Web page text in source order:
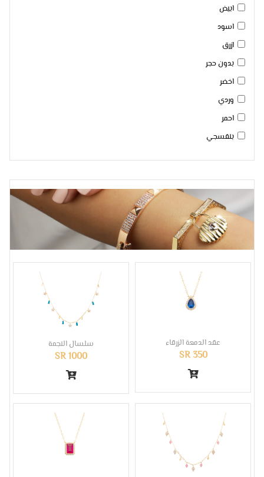
ابيض
اسود
ازرق
بدون حجر
اخضر
وردي
احمر
بنفسجي
عقد الدمعة الزرقاء
SR 350
سلسال النجمة
SR 1000